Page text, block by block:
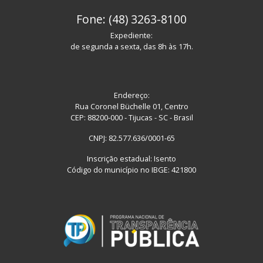
Fone: (48) 3263-8100
Expediente:
de segunda a sexta, das 8h às 17h.
Endereço:
Rua Coronel Büchelle 01, Centro
CEP: 88200-000 - Tijucas - SC - Brasil
CNPJ: 82.577.636/0001-65
Inscrição estadual: Isento
Código do município no IBGE: 421800